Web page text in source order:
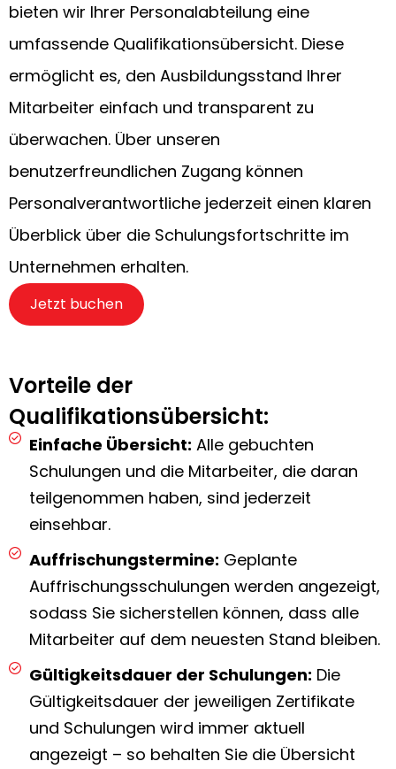
bieten wir Ihrer Personalabteilung eine
umfassende Qualifikationsübersicht. Diese
ermöglicht es, den Ausbildungsstand Ihrer
Mitarbeiter einfach und transparent zu
überwachen. Über unseren
benutzerfreundlichen Zugang können
Personalverantwortliche jederzeit einen klaren
Überblick über die Schulungsfortschritte im
Unternehmen erhalten.
Jetzt buchen
Vorteile der
Qualifikationsübersicht:
Einfache Übersicht: Alle gebuchten
Schulungen und die Mitarbeiter, die daran
teilgenommen haben, sind jederzeit
einsehbar.
Auffrischungstermine: Geplante
Auffrischungsschulungen werden angezeigt,
sodass Sie sicherstellen können, dass alle
Mitarbeiter auf dem neuesten Stand bleiben.
Gültigkeitsdauer der Schulungen: Die
Gültigkeitsdauer der jeweiligen Zertifikate
und Schulungen wird immer aktuell
angezeigt – so behalten Sie die Übersicht